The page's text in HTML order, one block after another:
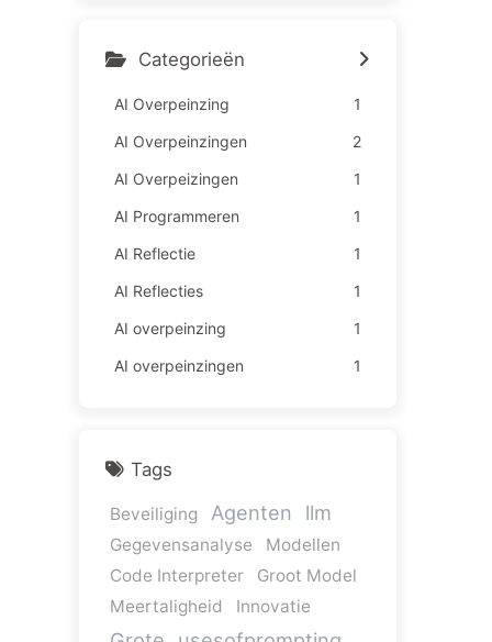
Categorieën
AI Overpeinzing
1
AI Overpeinzingen
2
AI Overpeizingen
1
AI Programmeren
1
AI Reflectie
1
AI Reflecties
1
AI overpeinzing
1
AI overpeinzingen
1
Tags
Beveiliging Agenten llm
Gegevensanalyse
Modellen
Code Interpreter
Groot Model
Meertaligheid
Innovatie